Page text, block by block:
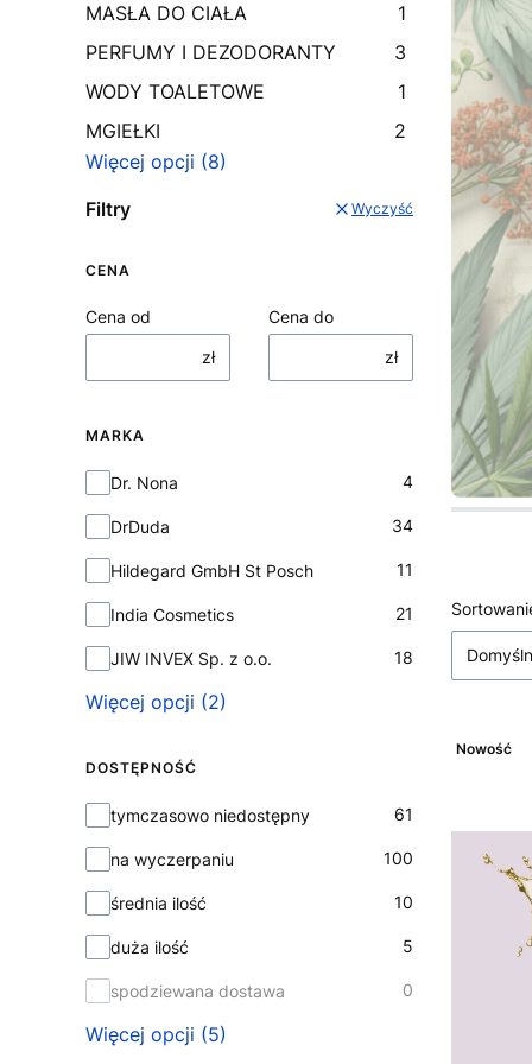
MASŁA DO CIAŁA
1
PERFUMY I DEZODORANTY
3
WODY TOALETOWE
1
MGIEŁKI
2
Więcej opcji (8)
Filtry
Wyczyść
CENA
Cena od
zł
Cena do
zł
MARKA
MarkaDr. Nona 4
DrDuda 34
Hildegard GmbH St Posch 11
India Cosmetics 21
JIW INVEX Sp. z o.o. 18
Więcej opcji (2)
DOSTĘPNOŚĆ
Dostępność
tymczasowo niedostępny 61
na wyczerpaniu 100
średnia ilość 10
duża ilość 5
spodziewana dostawa 0
Więcej opcji (5)
Naciśnij
Naciśnij
Naciśnij
Lista
Nowość